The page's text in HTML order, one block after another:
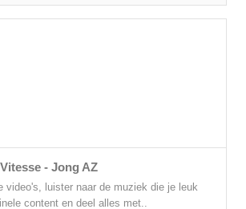
- Jong AZ
video's, luister naar de muziek die je leuk
content en deel alles met..